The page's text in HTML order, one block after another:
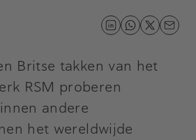
Britse takken van het
RSM proberen
andere
het wereldwijde